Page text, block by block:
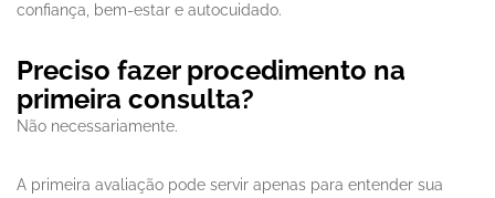
confiança, bem-estar e autocuidado.
Preciso fazer procedimento na
primeira consulta?
Não necessariamente.
A primeira avaliação pode servir apenas para entender sua